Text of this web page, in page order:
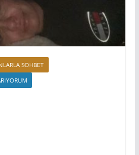
SOHBET